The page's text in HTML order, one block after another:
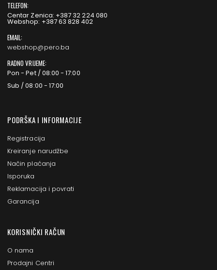
TELEFON:
Centar Zenica: +387 32 224 080
Webshop: +387 63 828 402
EMAIL:
webshop@pero.ba
RADNO VRIJEME:
Pon - Pet / 08:00 - 17:00
Sub / 08:00 - 17:00
PODRŠKA I INFORMACIJE
Registracija
Kreiranje narudžbe
Način plaćanja
Isporuka
Reklamacija i povrati
Garancija
KORISNIČKI RAČUN
O nama
Prodajni Centri